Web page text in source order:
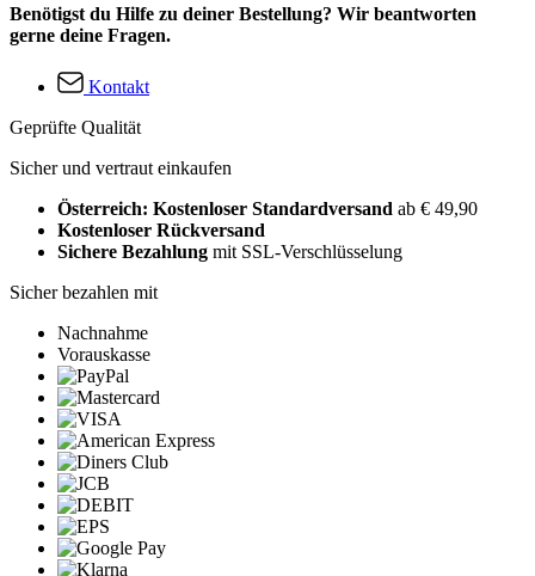
Benötigst du Hilfe zu deiner Bestellung? Wir beantworten
gerne deine Fragen.
Kontakt
Geprüfte Qualität
Sicher und vertraut einkaufen
Österreich: Kostenloser Standardversand ab € 49,90
Kostenloser Rückversand
Sichere Bezahlung mit SSL-Verschlüsselung
Sicher bezahlen mit
Nachnahme
Vorauskasse